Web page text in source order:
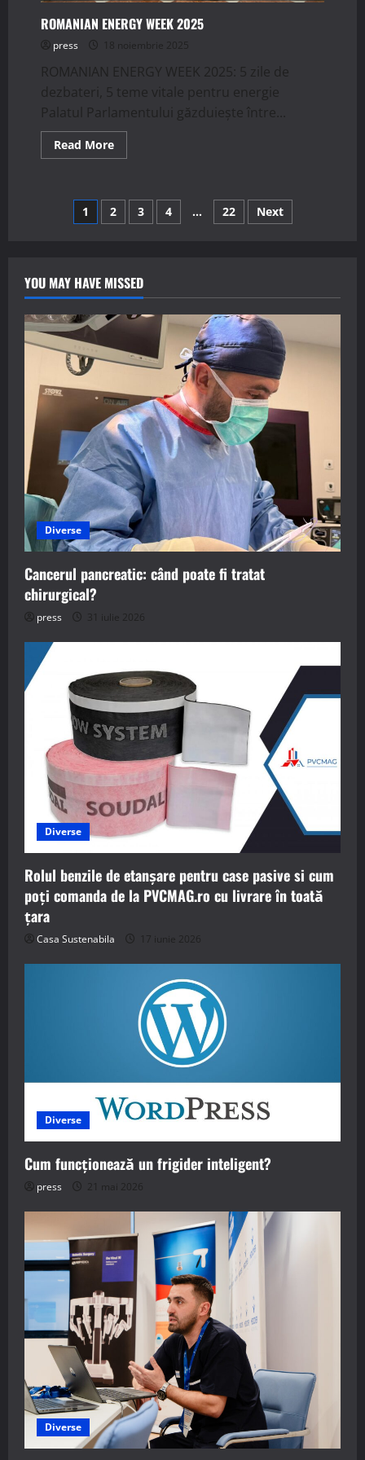
ROMANIAN ENERGY WEEK 2025
press 18 noiembrie 2025
ROMANIAN ENERGY WEEK 2025: 5 zile de
dezbateri, 5 teme vitale pentru energie
Palatul Parlamentului găzduiește între...
Read MoreRead
more
WEEK
2025
Paginație
1 2 3 4 … 22 Next
YOU MAY HAVE MISSED
Diverse
Cancerul pancreatic: când poate fi tratat
chirurgical?
press 31 iulie 2026
Diverse
Rolul benzile de etanșare pentru case pasive si cum
poți comanda de la PVCMAG.ro cu livrare în toată
țara
Casa Sustenabila 17 iunie 2026
Diverse
Cum funcționează un frigider inteligent?
press 21 mai 2026
Diverse